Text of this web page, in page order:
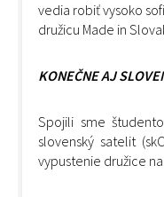
vedia robiť vysoko
družicu Made in
KONEČNE AJ
Spojili sme
slovenský satelit
vypustenie družice